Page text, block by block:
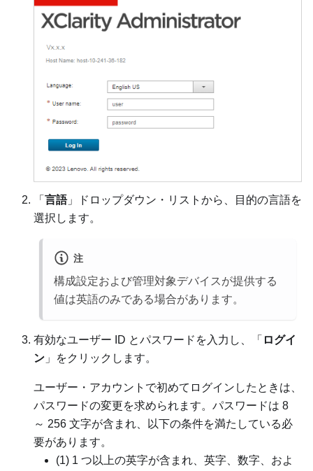
「 言語」ドロップダウン・リストから、目的の言語を
選択します。
注
構成設定および管理対象デバイスが提供する
値は英語のみである場合があります。
有効なユーザー ID とパスワードを入力し、「 ログイ
ン 」をクリックします。
ユーザー・アカウントで初めてログインしたときは、
パスワードの変更を求められます。パスワードは 8
～ 256 文字が含まれ、以下の条件を満たしている必
要があります。
(1) 1 つ以上の英字が含まれ、英字、数字、およ